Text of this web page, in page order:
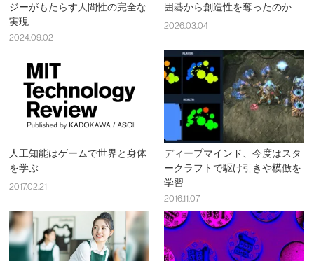
ジーがもたらす人間性の完全な
実現
2024.09.02
囲碁から創造性を奪ったのか
2026.03.04
人工知能はゲームで世界と身体
を学ぶ
2017.02.21
ディープマインド、今度はスタ
ークラフトで駆け引きや模倣を
学習
2016.11.07